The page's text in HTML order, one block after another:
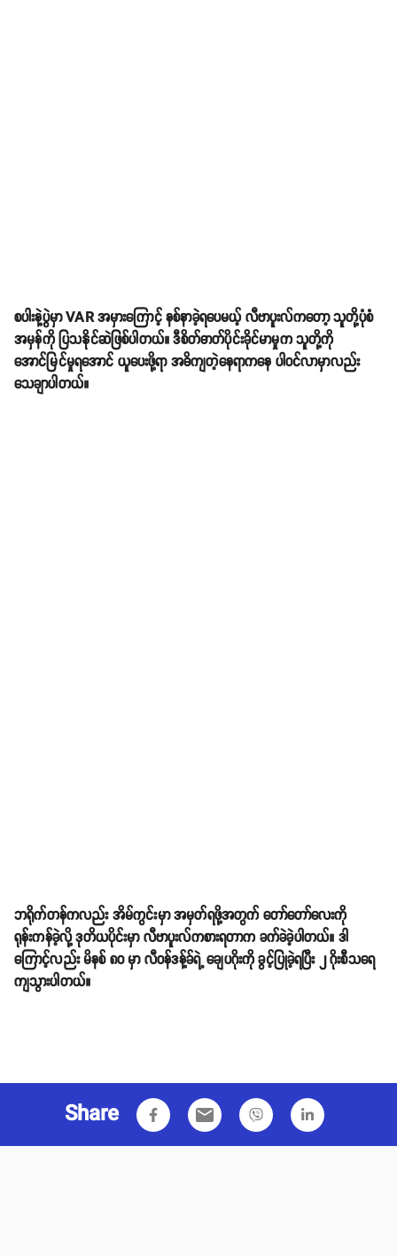
စပါးနဲ့ပွဲမှာ VAR အမှားကြောင့် နစ်နာခဲ့ရပေမယ့် လီဗာပူးလ်ကတော့ သူတို့ပုံစံ
အမှန်ကို ပြသနိုင်ဆဲဖြစ်ပါတယ်။ ဒီစိတ်ဓာတ်ပိုင်းခိုင်မာမှုက သူတို့ကို
အောင်မြင်မှုရအောင် ယူပေးဖို့ရာ အဓိကျတဲ့နေရာကနေ ပါဝင်လာမှာလည်း
သေချာပါတယ်။
ဘရိုက်တန်ကလည်း အိမ်ကွင်းမှာ အမှတ်ရဖို့အတွက် တော်တော်လေးကို
ရုန်းကန်ခဲ့လို့ ဒုတိယပိုင်းမှာ လီဗာပူးလ်ကစားရတာက ခက်ခဲခဲ့ပါတယ်။ ဒါ
ကြောင့်လည်း မိနစ် ၈၀ မှာ လီဝန်ဒန့်ခ်ရဲ့ ချေပဂိုးကို ခွင့်ပြုခဲ့ရပြီး ၂ ဂိုးစီသရေ
ကျသွားပါတယ်။
Share email